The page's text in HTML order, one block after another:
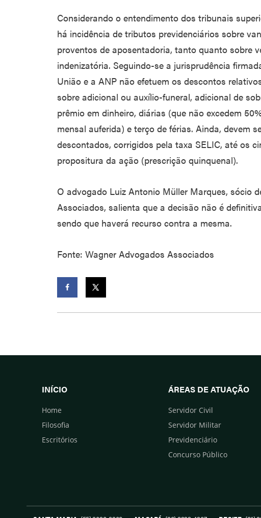
Considerando o entendimento dos tribunais
há incidência de tributos previdenciários sobre
proventos de aposentadoria, tanto quanto sobre
indenizatória. Seguindo-se a jurisprudência
União e a ANP não efetuem os descontos
sobre adicional ou auxílio-funeral, adicional de
prêmio em dinheiro, diárias (que não excedem
mensal auferida) e terço de férias. Ainda, devem
descontados, corrigidos pela taxa SELIC, até os
propositura da ação (prescrição quinquenal).
O advogado Luiz Antonio Müller Marques, sócio
Associados, salienta que a decisão não é
sendo que haverá recurso contra a mesma.
Fonte: Wagner Advogados Associados
INÍCIO
Home
Filosofia
Escritórios
ÁREAS DE ATUAÇÃO
Servidor Civil
Servidor Militar
Previdenciário
Concurso Público